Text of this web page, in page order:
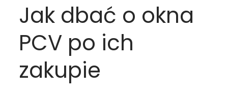
Jak dbać o okna
PCV po ich
zakupie